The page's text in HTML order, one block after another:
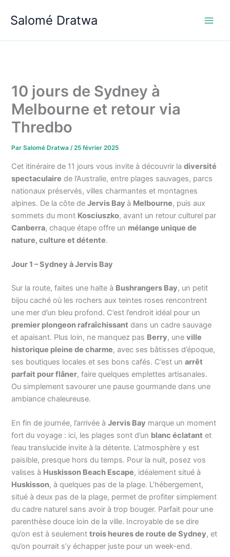
Salomé Dratwa
10 jours de Sydney à
Melbourne et retour via
Thredbo
ParSalomé Dratwa/25 février 2025
Cet itinéraire de 11 jours vous invite à découvrir ladiversité
spectaculaire de l’Australie, entre plages sauvages, parcs
nationaux préservés, villes charmantes et montagnes
alpines. De la côte deJervis Bayà Melbourne, puis aux
sommets du mont Kosciuszko, avant un retour culturel par
Canberra, chaque étape offre un mélange unique de
nature, culture et détente.
Jour 1 – Sydney à Jervis Bay
Sur la route, faites une halte à Bushrangers Bay, un petit
bijou caché où les rochers aux teintes roses rencontrent
une mer d’un bleu profond. C’est l’endroit idéal pour un
premier plongeon rafraîchissant dans un cadre sauvage
et apaisant. Plus loin, ne manquez pas Berry, uneville
historique pleine de charme, avec ses bâtisses d’époque,
ses boutiques locales et ses bons cafés. C’est unarrêt
parfait pour flâner, faire quelques emplettes artisanales.
Ou simplement savourer une pause gourmande dans une
ambiance chaleureuse.
En fin de journée, l’arrivée àJervis Bay marque un moment
fort du voyage : ici, les plages sont d’un blanc éclatant et
l’eau translucide invite à la détente. L’atmosphère y est
paisible, presque hors du temps. Pour la nuit, posez vos
valises à Huskisson Beach Escape, idéalement situé à
Huskisson, à quelques pas de la plage. L’hébergement,
situé à deux pas de la plage, permet de profiter simplement
du cadre naturel sans avoir à trop bouger. Parfait pour une
parenthèse douce loin de la ville. Incroyable de se dire
qu’on est à seulementtrois heures de route de Sydney, et
qu’on pourrait s’y échapper juste pour un week-end.